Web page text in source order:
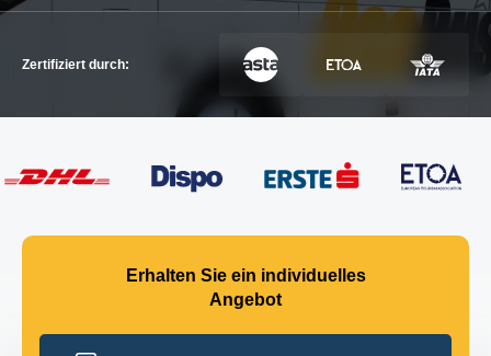
Zertifiziert durch:
Erhalten Sie ein individuelles
Angebot